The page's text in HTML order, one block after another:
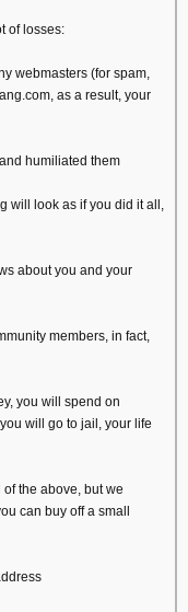
of losses:
webmasters (for spam,
as a result, your
humiliated them
will look as if you did it all,
about you and your
members, in fact,
you will spend on
will go to jail, your life
the above, but we
can buy off a small